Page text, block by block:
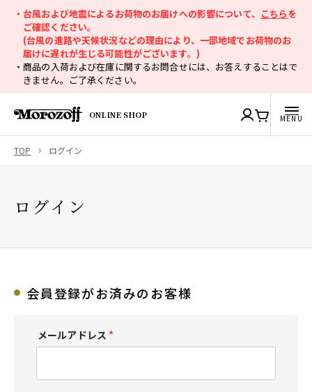
・台風および地震によるお荷物のお届けへの影響について、 こちらを
ご確認ください。
(台風の進路や天候状況などの理由により、一部地域でお荷物のお
届けに遅れが生じる可能性がございます。)
・商品の入荷および在庫に関するお問合せには、お答えすることはで
きません。ご了承ください。
ONLINE SHOP
TOP ログイン
ログイン
会員登録がお済みのお客様
メールアドレス
(
須